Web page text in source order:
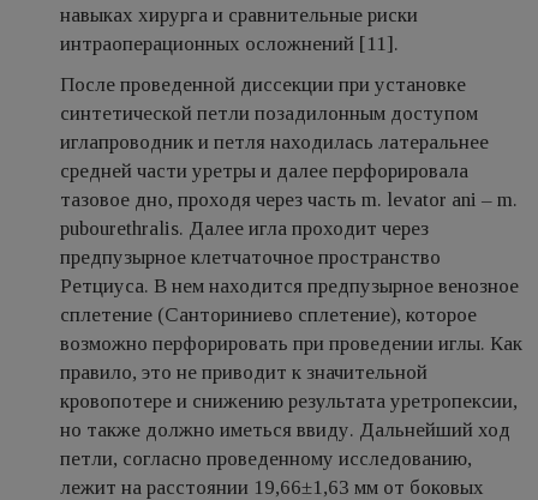
навыках хирурга и сравнительные риски
интраоперационных осложнений [11].
После проведенной диссекции при установке
синтетической петли позадилонным доступом
иглапроводник и петля находилась латеральнее
средней части уретры и далее перфорировала
тазовое дно, проходя через часть m. levator ani – m.
pubourethralis. Далее игла проходит через
предпузырное клетчаточное пространство
Ретциуса. В нем находится предпузырное венозное
сплетение (Санториниево сплетение), которое
возможно перфорировать при проведении иглы. Как
правило, это не приводит к значительной
кровопотере и снижению результата уретропексии,
но также должно иметься ввиду. Дальнейший ход
петли, согласно проведенному исследованию,
лежит на расстоянии 19,66±1,63 мм от боковых